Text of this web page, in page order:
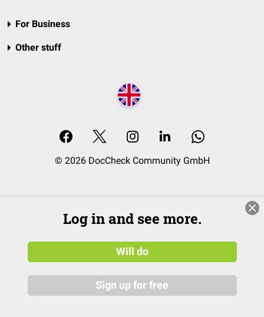
For Business
Other stuff
© 2026 DocCheck Community GmbH
Log in and see more.
Will do
Sign up for free